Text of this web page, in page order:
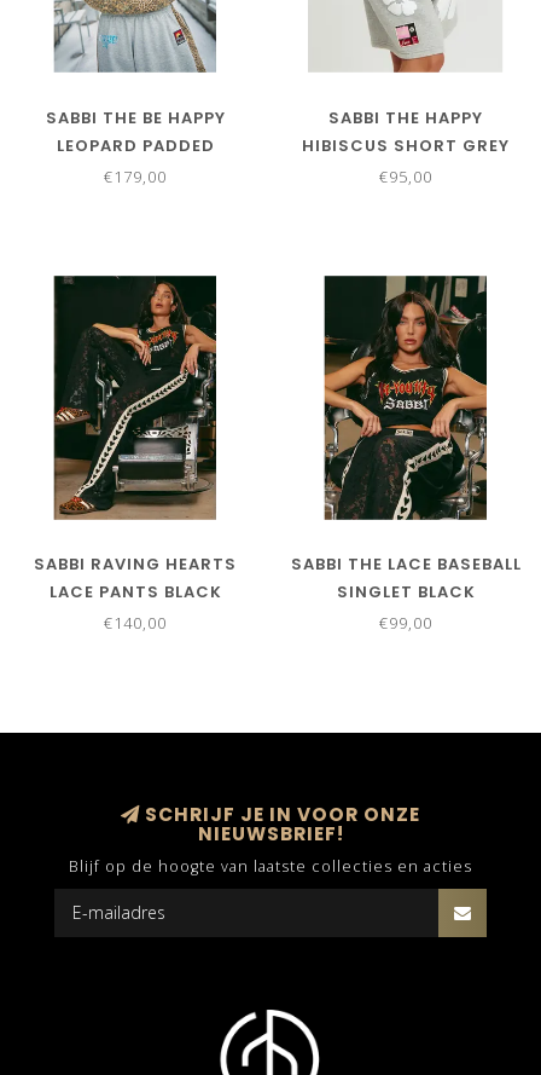
SABBI THE BE HAPPY
LEOPARD PADDED
BOMBER
€179,00
SABBI THE HAPPY
HIBISCUS SHORT GREY
€95,00
SABBI RAVING HEARTS
LACE PANTS BLACK
€140,00
SABBI THE LACE BASEBALL
SINGLET BLACK
€99,00
SCHRIJF JE IN VOOR ONZE
NIEUWSBRIEF!
Blijf op de hoogte van laatste collecties en acties